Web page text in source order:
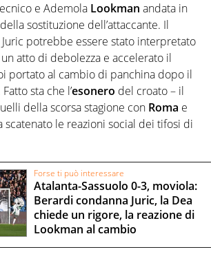
e Ademola Lookman andata in
sostituzione dell’attaccante. Il
potrebbe essere stato interpretato
atto di debolezza e accelerato il
portato al cambio di panchina dopo il
sta che l’esonero del croato – il
della scorsa stagione con Roma e
scatenato le reazioni social dei tifosi di
Forse ti può interessare
Atalanta-Sassuolo 0-3, moviola:
Berardi condanna Juric, la Dea
chiede un rigore, la reazione di
Lookman al cambio